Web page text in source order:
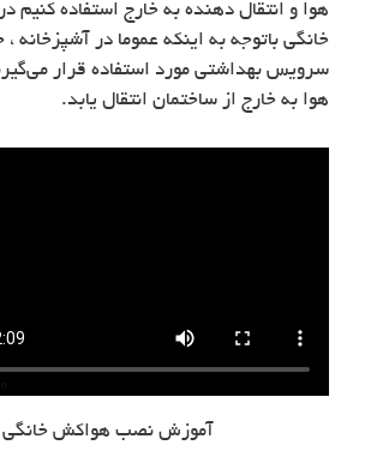
هوا و انتقال دهنده به خارج استفاده کنیم
خانگی باتوجه به اینکه عموما در آشپزخانه ،
سرویس بهداشتی مورد استفاده قرار
هوا به خارج از ساختمان انتقال یابد.
آموزش نصب هواکش خانگی